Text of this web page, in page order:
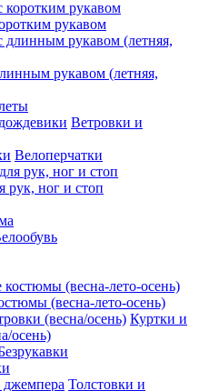
рукавом
рукавом (летняя,
Ветровки и
Велоперчатки
рук, ног и стоп
(весна-лето-осень)
Куртки и
осень)
Толстовки и